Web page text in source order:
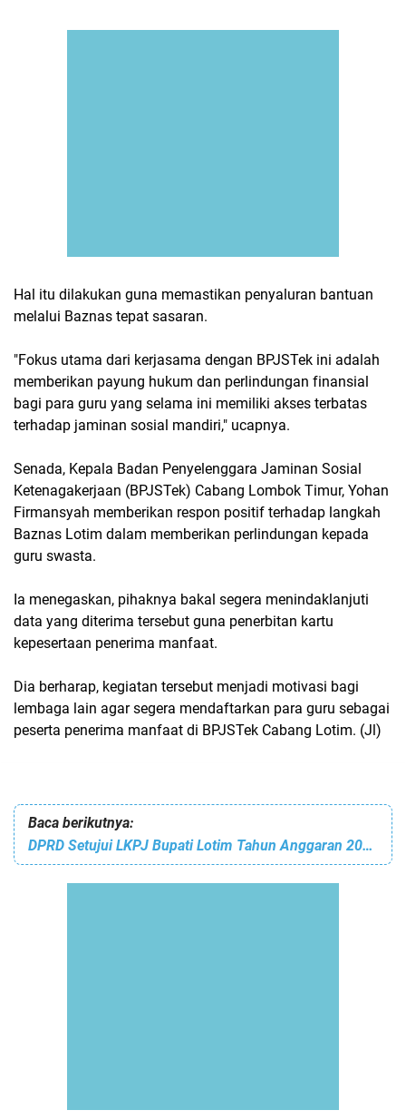
Hal itu dilakukan guna memastikan penyaluran bantuan
melalui Baznas tepat sasaran.
"Fokus utama dari kerjasama dengan BPJSTek ini adalah
memberikan payung hukum dan perlindungan finansial
bagi para guru yang selama ini memiliki akses terbatas
terhadap jaminan sosial mandiri," ucapnya.
Senada, Kepala Badan Penyelenggara Jaminan Sosial
Ketenagakerjaan (BPJSTek) Cabang Lombok Timur, Yohan
Firmansyah memberikan respon positif terhadap langkah
Baznas Lotim dalam memberikan perlindungan kepada
guru swasta.
Ia menegaskan, pihaknya bakal segera menindaklanjuti
data yang diterima tersebut guna penerbitan kartu
kepesertaan penerima manfaat.
Dia berharap, kegiatan tersebut menjadi motivasi bagi
lembaga lain agar segera mendaftarkan para guru sebagai
peserta penerima manfaat di BPJSTek Cabang Lotim. (Jl)
Baca berikutnya:
DPRD Setujui LKPJ Bupati Lotim Tahun Anggaran 2025